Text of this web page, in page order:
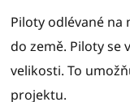
Piloty odlévané na
do země. Piloty se
velikosti. To
projektu.